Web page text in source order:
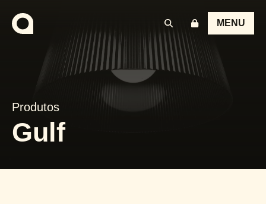
MENU
Produtos
Gulf